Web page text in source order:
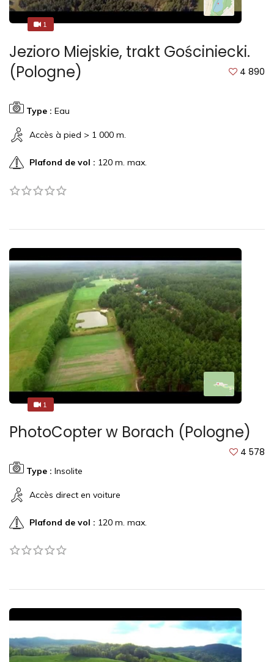
1
1
Jezioro Miejskie, trakt Gościniecki.
(Pologne)
4 890
Type : Eau
Accès à pied > 1 000 m.
Plafond de vol : 120 m. max.
11
PhotoCopter w Borach (Pologne)
4 578
Type : Insolite
Accès direct en voiture
Plafond de vol : 120 m. max.